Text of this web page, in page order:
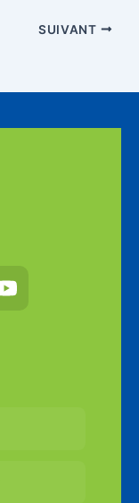
SUIVANT